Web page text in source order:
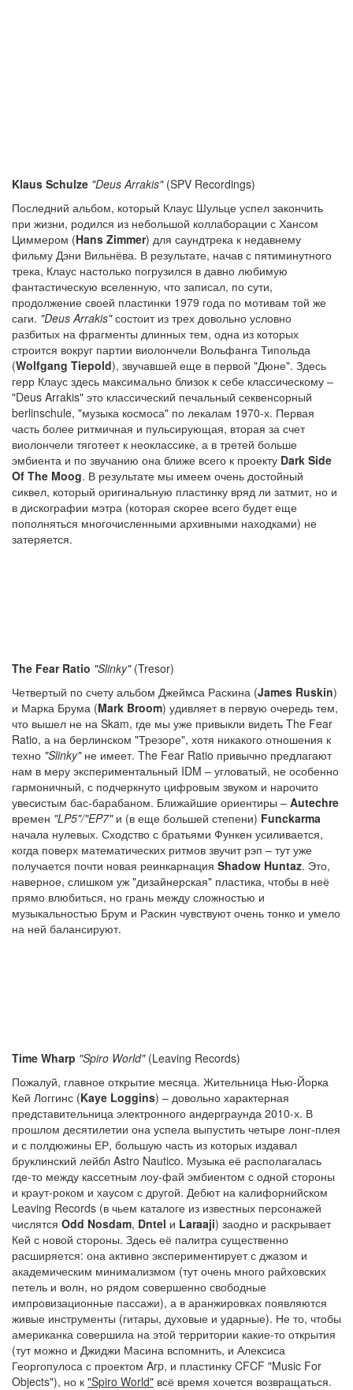
Klaus Schulze "Deus Arrakis"(SPV Recordings)
Последний альбом, который Клаус Шульце успел закончить
при жизни, родился из небольшой коллаборации с Хансом
Циммером (Hans Zimmer) для саундтрека к недавнему
фильму Дэни Вильнёва. В результате, начав с пятиминутного
трека, Клаус настолько погрузился в давно любимую
фантастическую вселенную, что записал, по сути,
продолжение своей пластинки 1979 года по мотивам той же
саги. "Deus Arrakis"состоит из трех довольно условно
разбитых на фрагменты длинных тем, одна из которых
строится вокруг партии виолончели Вольфанга Типольда
(Wolfgang Tiepold), звучавшей еще в первой "Дюне". Здесь
герр Клаус здесь максимально близок к себе классическому –
"Deus Arrakis" это классический печальный секвенсорный
berlinschule, "музыка космоса" по лекалам 1970-х. Первая
часть более ритмичная и пульсирующая, вторая за счет
виолончели тяготеет к неоклассике, а в третей больше
эмбиента и по звучанию она ближе всего к проекту Dark Side
Of The Moog. В результате мы имеем очень достойный
сиквел, который оригинальную пластинку вряд ли затмит, но и
в дискографии мэтра (которая скорее всего будет еще
пополняться многочисленными архивными находками) не
затеряется.
The Fear Ratio "Slinky"(Tresor)
Четвертый по счету альбом Джеймса Раскина (James Ruskin)
и Марка Брума (Mark Broom) удивляет в первую очередь тем,
что вышел не на Skam, где мы уже привыкли видеть The Fear
Ratio, а на берлинском "Трезоре", хотя никакого отношения к
техно "Slinky"не имеет. The Fear Ratio привычно предлагают
нам в меру экспериментальный IDM – угловатый, не особенно
гармоничный, с подчеркнуто цифровым звуком и нарочито
увесистым бас-барабаном. Ближайшие ориентиры – Autechre
времен "LP5"/"EP7"и (в еще большей степени) Funckarma
начала нулевых. Сходство с братьями Функен усиливается,
когда поверх математических ритмов звучит рэп – тут уже
получается почти новая реинкарнация Shadow Huntaz. Это,
наверное, слишком уж "дизайнерская" пластика, чтобы в неё
прямо влюбиться, но грань между сложностью и
музыкальностью Брум и Раскин чувствуют очень тонко и умело
на ней балансируют.
Time Wharp "Spiro World"(Leaving Records)
Пожалуй, главное открытие месяца. Жительница Нью-Йорка
Кей Логгинс (Kaye Loggins) – довольно характерная
представительница электронного андерграунда 2010-х. В
прошлом десятилетии она успела выпустить четыре лонг-плея
и с полдюжины ЕР, большую часть из которых издавал
бруклинский лейбл Astro Nautico. Музыка её располагалась
где-то между кассетным лоу-фай эмбиентом с одной стороны
и краут-роком и хаусом с другой. Дебют на калифорнийском
Leaving Records (в чьем каталоге из известных персонажей
числятся Odd Nosdam, Dntel и Laraaji) заодно и раскрывает
Кей с новой стороны. Здесь её палитра существенно
расширяется: она активно экспериментирует с джазом и
академическим минимализмом (тут очень много райховских
петель и волн, но рядом совершенно свободные
импровизационные пассажи), а в аранжировках появляются
живые инструменты (гитары, духовые и ударные). Не то, чтобы
американка совершила на этой территории какие-то открытия
(тут можно и Джиджи Масина вспомнить, и Алексиса
Георгопулоса с проектом Arp, и пластинку CFCF "Music For
Objects"), но к "Spiro World" всё время хочется возвращаться.